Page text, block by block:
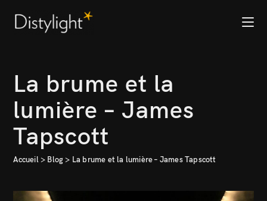
La brume et la
lumière – James
Tapscott
Accueil> Blog> La brume et la lumière – James Tapscott